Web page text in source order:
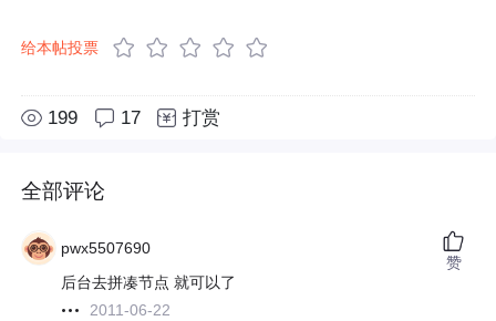
给本帖投票
199 17 打赏
全部评论
pwx5507690
后台去拼凑节点 就可以了
2011-06-22
赞